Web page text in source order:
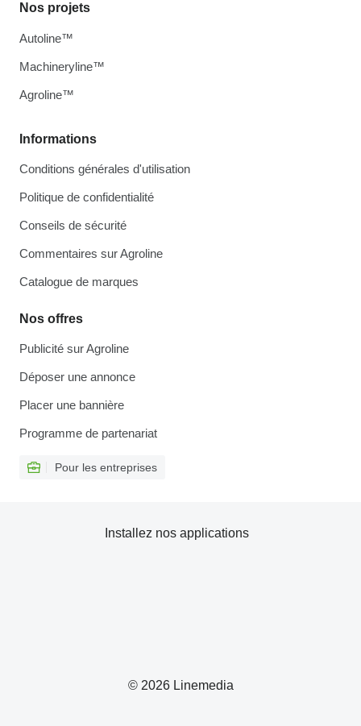
Informations
Conditions générales d'utilisation
Politique de confidentialité
Conseils de sécurité
Commentaires sur Agroline
Catalogue de marques
Nos offres
Publicité sur Agroline
Déposer une annonce
Placer une bannière
Programme de partenariat
Pour les entreprises
Nos projets
Autoline™
Machineryline™
Agroline™
© 2026 Linemedia
Installez nos applications